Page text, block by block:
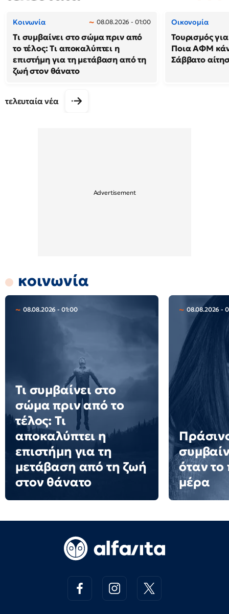
Κοινωνία 08.08.2026 - 01:00
Τι συμβαίνει στο σώμα πριν από
το τέλος: Τι αποκαλύπτει η
επιστήμη για τη μετάβαση από τη
ζωή στον θάνατο
Οικονομία
Τουρισμός
Ποια ΑΦΜ
Σάββατο
τελευταία νέα
κοινωνία
08.08.2026 - 01:00
Τι συμβαίνει στο
σώμα πριν από το
τέλος: Τι
αποκαλύπτει η
επιστήμη για τη
μετάβαση από τη ζωή
στον θάνατο
08.08.2026 -
όταν το
μέρα